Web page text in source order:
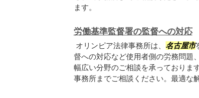
ます。
労働基準監督署の監督への対応
オリンピア法律事務所は、 名古屋市
督への対応など使用者側の労務問題
幅広い分野のご相談を承っておりま
事務所までご相談ください。最適な